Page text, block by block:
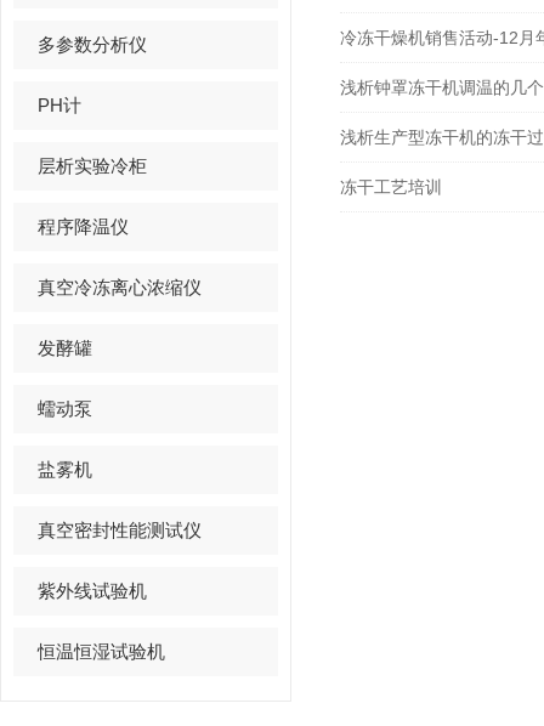
多参数分析仪
PH计
层析实验冷柜
程序降温仪
真空冷冻离心浓缩仪
发酵罐
蠕动泵
盐雾机
真空密封性能测试仪
紫外线试验机
恒温恒湿试验机
冷冻干燥机销售活动-12月
浅析钟罩冻干机调温的几
浅析生产型冻干机的冻干
冻干工艺培训